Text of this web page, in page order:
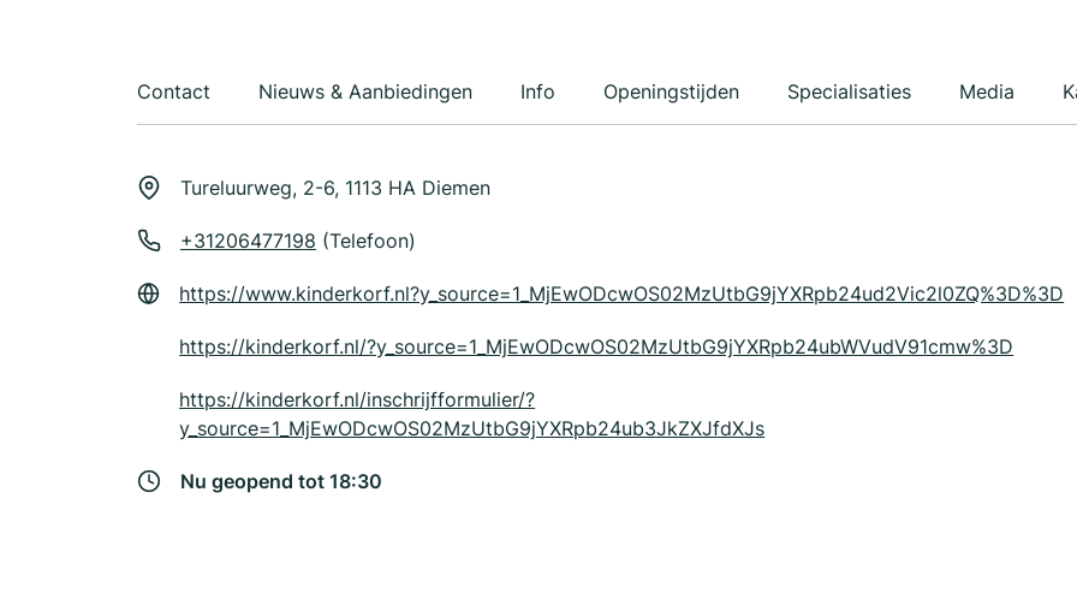
Contact Nieuws & Aanbiedingen Info Openingstijden Specialisaties Media
Tureluurweg, 2-6, 1113 HA Diemen
+31206477198 (Telefoon)
https://www.kinderkorf.nl?y_source=1_MjEwODcwOS02MzUtbG9jYXRpb24ud2Vic2l0ZQ%3D%3D
https://kinderkorf.nl/?y_source=1_MjEwODcwOS02MzUtbG9jYXRpb24ubWVudV91cmw%3D
https://kinderkorf.nl/inschrijfformulier/?
y_source=1_MjEwODcwOS02MzUtbG9jYXRpb24ub3JkZXJfdXJs
Nu geopend tot 18:30